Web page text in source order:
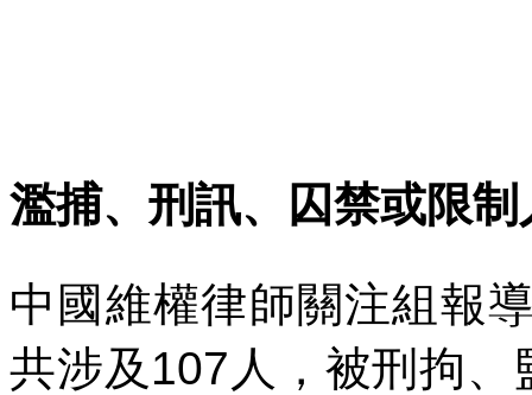
濫捕、刑訊、囚禁或限
中國維權律師關注組報
共涉及 107 人，被刑拘、